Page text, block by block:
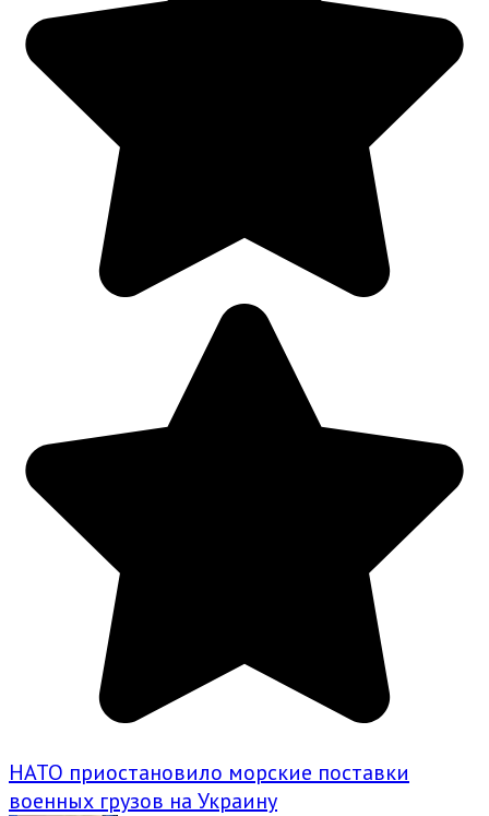
НАТО приостановило морские поставки
военных грузов на Украину